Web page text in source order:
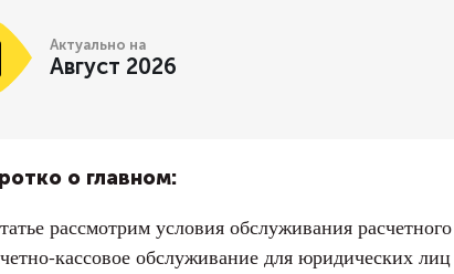
Актуально на
Август 2026
о главном:
рассмотрим условия обслуживания
кассовое обслуживание для юридических